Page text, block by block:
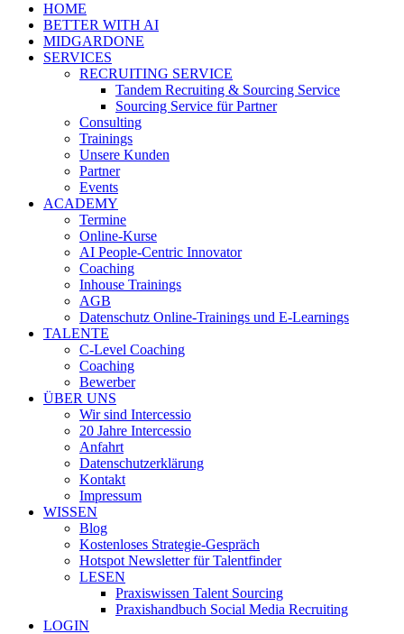
HOME
BETTER WITH AI
MIDGARDONE
SERVICES
RECRUITING SERVICE
Tandem Recruiting & Sourcing Service
Sourcing Service für Partner
Consulting
Trainings
Unsere Kunden
Partner
Events
ACADEMY
Termine
Online-Kurse
AI People-Centric Innovator
Coaching
Inhouse Trainings
AGB
Datenschutz Online-Trainings und E-Learnings
TALENTE
C-Level Coaching
Coaching
Bewerber
ÜBER UNS
Wir sind Intercessio
20 Jahre Intercessio
Anfahrt
Datenschutzerklärung
Kontakt
Impressum
WISSEN
Blog
Kostenloses Strategie-Gespräch
Hotspot Newsletter für Talentfinder
LESEN
Praxiswissen Talent Sourcing
Praxishandbuch Social Media Recruiting
LOGIN